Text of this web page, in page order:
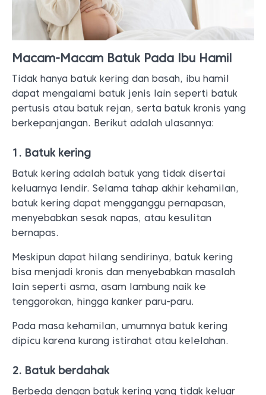
Macam-Macam Batuk Pada Ibu Hamil
Tidak hanya batuk kering dan basah, ibu hamil
dapat mengalami batuk jenis lain seperti batuk
pertusis atau batuk rejan, serta batuk kronis yang
berkepanjangan. Berikut adalah ulasannya:
1. Batuk kering
Batuk kering adalah batuk yang tidak disertai
keluarnya lendir. Selama tahap akhir kehamilan,
batuk kering dapat mengganggu pernapasan,
menyebabkan sesak napas, atau kesulitan
bernapas.
Meskipun dapat hilang sendirinya, batuk kering
bisa menjadi kronis dan menyebabkan masalah
lain seperti asma, asam lambung naik ke
tenggorokan, hingga kanker paru-paru.
Pada masa kehamilan, umumnya batuk kering
dipicu karena kurang istirahat atau kelelahan.
2. Batuk berdahak
Berbeda dengan batuk kering yang tidak keluar